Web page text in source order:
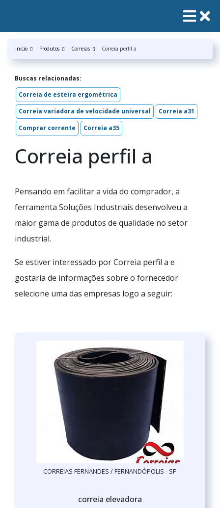
Início Produtos Correias Correia perfil a
Buscas relacionadas:
Correia de esteira ergométrica
Correia variadora de velocidade universal
Correia a31
Comprar corrente
Correia a35
Correia perfil a
Pensando em facilitar a vida do comprador, a
ferramenta Soluções Industriais desenvolveu a
maior gama de produtos de qualidade no setor
industrial.
Se estiver interessado por Correia perfil a e
gostaria de informações sobre o fornecedor
selecione uma das empresas logo a seguir:
CORREIAS FERNANDES / FERNANDÓPOLIS - SP
correia elevadora